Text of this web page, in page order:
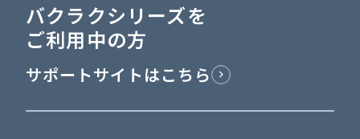
バクラクシリーズを
ご利用中の方
サポートサイトはこちら